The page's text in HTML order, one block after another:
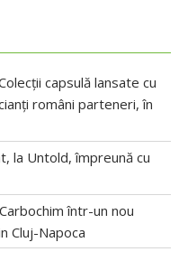
capsulă lansate cu
români parteneri, în
la Untold, împreună cu
într-un nou
Cluj-Napoca